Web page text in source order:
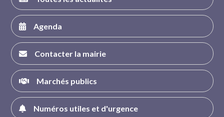
Agenda
Contacter la mairie
Marchés publics
Numéros utiles et d'urgence